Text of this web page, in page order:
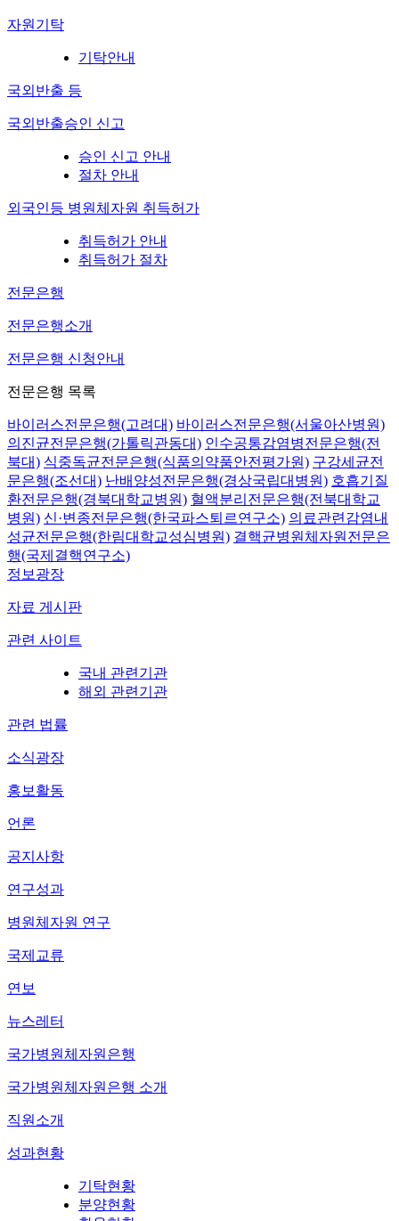
자원기탁
기탁안내
국외반출 등
국외반출승인 신고
승인 신고 안내
절차 안내
외국인등 병원체자원 취득허가
취득허가 안내
취득허가 절차
전문은행
전문은행소개
전문은행 신청안내
전문은행 목록
바이러스전문은행(고려대) 바이러스전문은행(서울아산병원)
의진균전문은행(가톨릭관동대) 인수공통감염병전문은행(전
북대) 식중독균전문은행(식품의약품안전평가원) 구강세균전
문은행(조선대) 난배양성전문은행(경상국립대병원) 호흡기질
환전문은행(경북대학교병원) 혈액분리전문은행(전북대학교
병원) 신·변종전문은행(한국파스퇴르연구소) 의료관련감염내
성균전문은행(한림대학교성심병원) 결핵균병원체자원전문은
행(국제결핵연구소)
정보광장
자료 게시판
관련 사이트
국내 관련기관
해외 관련기관
관련 법률
소식광장
홍보활동
언론
공지사항
연구성과
병원체자원 연구
국제교류
연보
뉴스레터
국가병원체자원은행
국가병원체자원은행 소개
직원소개
성과현황
기탁현황
분양현황